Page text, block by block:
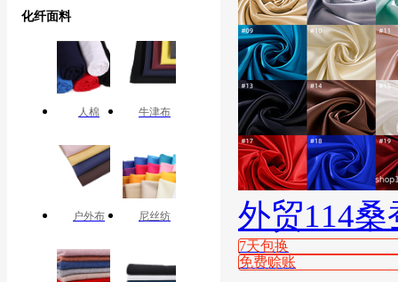
化纤面料
人棉 牛津布
户外布 尼丝纺 外贸114
7天包换
免费赊账